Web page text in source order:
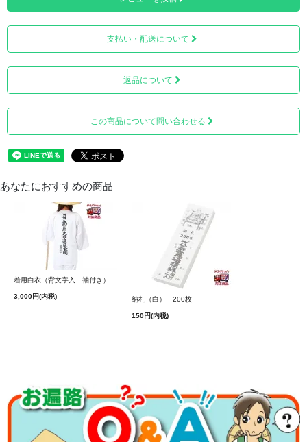
支払い・配送について
返品について
この商品について問い合わせる
あなたにおすすめの商品
着用白衣（背文字入 袖付き）
3,000円(内税) 納札（白） 200枚
150円(内税)